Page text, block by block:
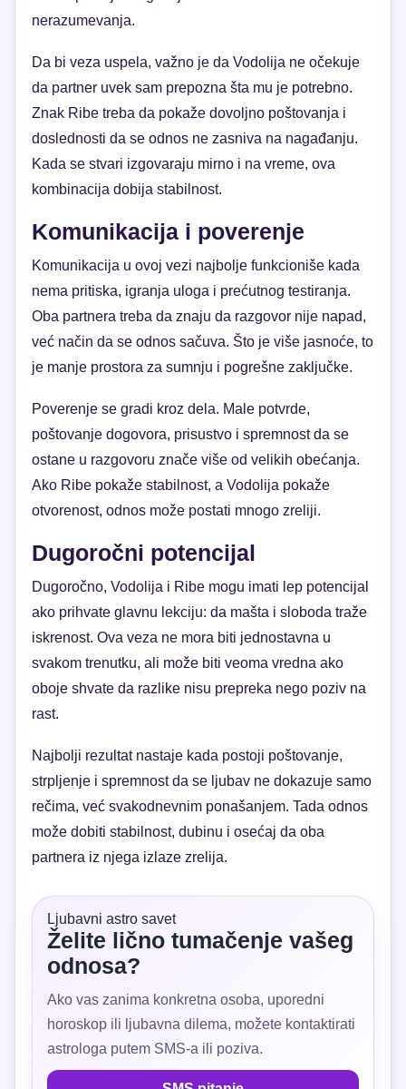
nerazumevanja.
Da bi veza uspela, važno je da Vodolija ne očekuje
da partner uvek sam prepozna šta mu je potrebno.
Znak Ribe treba da pokaže dovoljno poštovanja i
doslednosti da se odnos ne zasniva na nagađanju.
Kada se stvari izgovaraju mirno i na vreme, ova
kombinacija dobija stabilnost.
Komunikacija i poverenje
Komunikacija u ovoj vezi najbolje funkcioniše kada
nema pritiska, igranja uloga i prećutnog testiranja.
Oba partnera treba da znaju da razgovor nije napad,
već način da se odnos sačuva. Što je više jasnoće, to
je manje prostora za sumnju i pogrešne zaključke.
Poverenje se gradi kroz dela. Male potvrde,
poštovanje dogovora, prisustvo i spremnost da se
ostane u razgovoru znače više od velikih obećanja.
Ako Ribe pokaže stabilnost, a Vodolija pokaže
otvorenost, odnos može postati mnogo zreliji.
Dugoročni potencijal
Dugoročno, Vodolija i Ribe mogu imati lep potencijal
ako prihvate glavnu lekciju: da mašta i sloboda traže
iskrenost. Ova veza ne mora biti jednostavna u
svakom trenutku, ali može biti veoma vredna ako
oboje shvate da razlike nisu prepreka nego poziv na
rast.
Najbolji rezultat nastaje kada postoji poštovanje,
strpljenje i spremnost da se ljubav ne dokazuje samo
rečima, već svakodnevnim ponašanjem. Tada odnos
može dobiti stabilnost, dubinu i osećaj da oba
partnera iz njega izlaze zrelija.
Ljubavni astro savet
Želite lično tumačenje vašeg
odnosa?
Ako vas zanima konkretna osoba, uporedni
horoskop ili ljubavna dilema, možete kontaktirati
astrologa putem SMS-a ili poziva.